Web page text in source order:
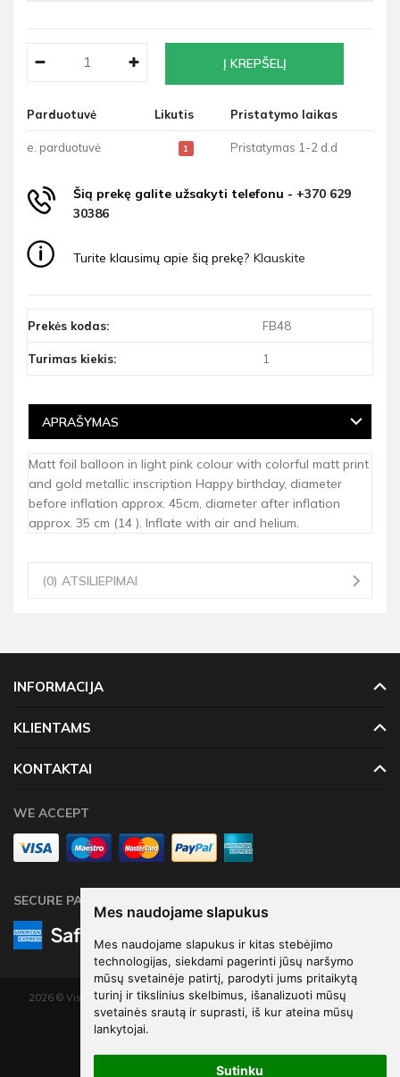
Mes naudojame slapukus
Mes naudojame slapukus ir kitas stebėjimo
technologijas, siekdami pagerinti jūsų naršymo
mūsų svetainėje patirtį, parodyti jums pritaikytą
turinį ir tikslinius skelbimus, išanalizuoti mūsų
svetainės srautą ir suprasti, iš kur ateina mūsų
lankytojai.
Sutinku
Parduotuvė Likutis Pristatymo laikas
e. parduotuvė 1 Pristatymas 1-2 d.d
Šią prekę galite užsakyti telefonu - +370 629
30386
Turite klausimų apie šią prekę? Klauskite
Prekės kodas: FB48
Turimas kiekis: 1
APRAŠYMAS
Matt foil balloon in light pink colour with colorful matt print
and gold metallic inscription Happy birthday, diameter
before inflation approx. 45cm, diameter after inflation
approx. 35 cm (14 ). Inflate with air and helium.
(0) ATSILIEPIMAI
INFORMACIJA
KLIENTAMS
KONTAKTAI
WE ACCEPT
SECURE PAYMENTS
2026 © Visos teisės saugomos. Kopijuoti, platinti svetainės turinį be autorių
sutikimo draudžiama.
Elektroninių parduotuvių nuoma